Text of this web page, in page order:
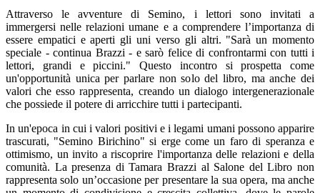
Attraverso le avventure di Semino, i lettori sono invitati a
immergersi nelle relazioni umane e a comprendere l’importanza di
essere empatici e aperti gli uni verso gli altri. "Sarà un momento
speciale - continua Brazzi - e sarò felice di confrontarmi con tutti i
lettori, grandi e piccini." Questo incontro si prospetta come
un'opportunità unica per parlare non solo del libro, ma anche dei
valori che esso rappresenta, creando un dialogo intergenerazionale
che possiede il potere di arricchire tutti i partecipanti.
In un'epoca in cui i valori positivi e i legami umani possono apparire
trascurati, "Semino Birichino" si erge come un faro di speranza e
ottimismo, un invito a riscoprire l'importanza delle relazioni e della
comunità. La presenza di Tamara Brazzi al Salone del Libro non
rappresenta solo un’occasione per presentare la sua opera, ma anche